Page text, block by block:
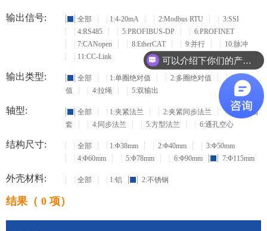
输出信号: 全部 1:4-20mA 2:Modbus RTU
3:SSI
4:RS485
5:PROFIBUS-DP
6:PROFINET
7:CANopen
8:EtherCAT 9:并行
10:脉冲
11:CC-Link
输出类型: 全部 1:单圈绝对值 2:多圈绝对值
3:增量
值
4:拉绳 5:双输出
轴型: 全部 1:夹紧法兰 2:夹紧同步法兰
3:盲孔轴
套
4:同步法兰 5:方型法兰 6:通孔空心
结构尺寸: 全部 1:Φ38mm 2:Φ40mm
3:Φ50mm
4:Φ60mm
5:Φ78mm 6:Φ90mm 7:Φ115mm
外壳材料: 全部 1:铝 2:不锈钢
结果（ 0 项）
可以介绍下你们的产品么？